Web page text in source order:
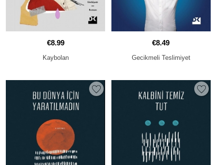
€8.99
Kaybolan
€8.49
Gecikmeli Teslimiyet